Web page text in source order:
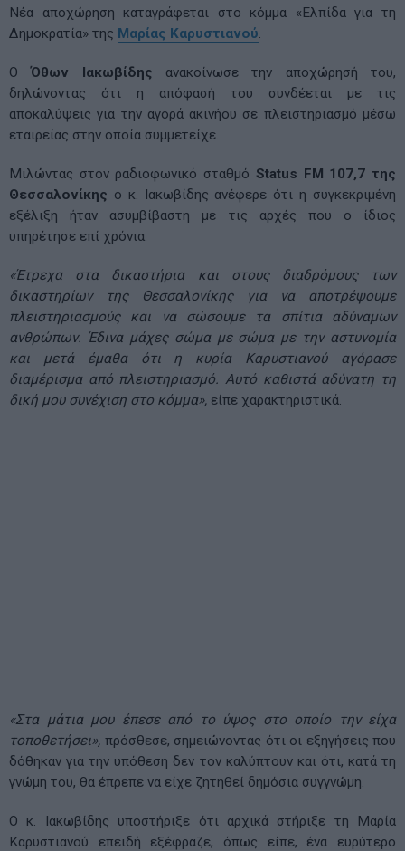
Νέα αποχώρηση καταγράφεται στο κόμμα «Ελπίδα για τη
Δημοκρατία» της Μαρίας Καρυστιανού.
Ο Όθων Ιακωβίδης ανακοίνωσε την αποχώρησή του,
δηλώνοντας ότι η απόφασή του συνδέεται με τις
αποκαλύψεις για την αγορά ακινήου σε πλειστηριασμό μέσω
εταιρείας στην οποία συμμετείχε.
Μιλώντας στον ραδιοφωνικό σταθμό Status FM 107,7 της
Θεσσαλονίκης ο κ. Ιακωβίδης ανέφερε ότι η συγκεκριμένη
εξέλιξη ήταν ασυμβίβαστη με τις αρχές που ο ίδιος
υπηρέτησε επί χρόνια.
«Έτρεχα στα δικαστήρια και στους διαδρόμους των
δικαστηρίων της Θεσσαλονίκης για να αποτρέψουμε
πλειστηριασμούς και να σώσουμε τα σπίτια αδύναμων
ανθρώπων. Έδινα μάχες σώμα με σώμα με την αστυνομία
και μετά έμαθα ότι η κυρία Καρυστιανού αγόρασε
διαμέρισμα από πλειστηριασμό. Αυτό καθιστά αδύνατη τη
δική μου συνέχιση στο κόμμα», είπε χαρακτηριστικά.
«Στα μάτια μου έπεσε από το ύψος στο οποίο την είχα
τοποθετήσει», πρόσθεσε, σημειώνοντας ότι οι εξηγήσεις που
δόθηκαν για την υπόθεση δεν τον καλύπτουν και ότι, κατά τη
γνώμη του, θα έπρεπε να είχε ζητηθεί δημόσια συγγνώμη.
Ο κ. Ιακωβίδης υποστήριξε ότι αρχικά στήριξε τη Μαρία
Καρυστιανού επειδή εξέφραζε, όπως είπε, ένα ευρύτερο